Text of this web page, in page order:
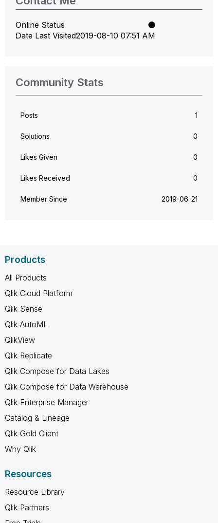
Online Status
Date Last Visited‎2019-08-10 07:51 AM
Community Stats
Posts 1
Solutions 0
Likes Given 0
Likes Received 0
Member Since ‎2019-06-21
Products
All Products
Qlik Cloud Platform
Qlik Sense
Qlik AutoML
QlikView
Qlik Replicate
Qlik Compose for Data Lakes
Qlik Compose for Data Warehouse
Qlik Enterprise Manager
Catalog & Lineage
Qlik Gold Client
Why Qlik
Resources
Resource Library
Qlik Partners